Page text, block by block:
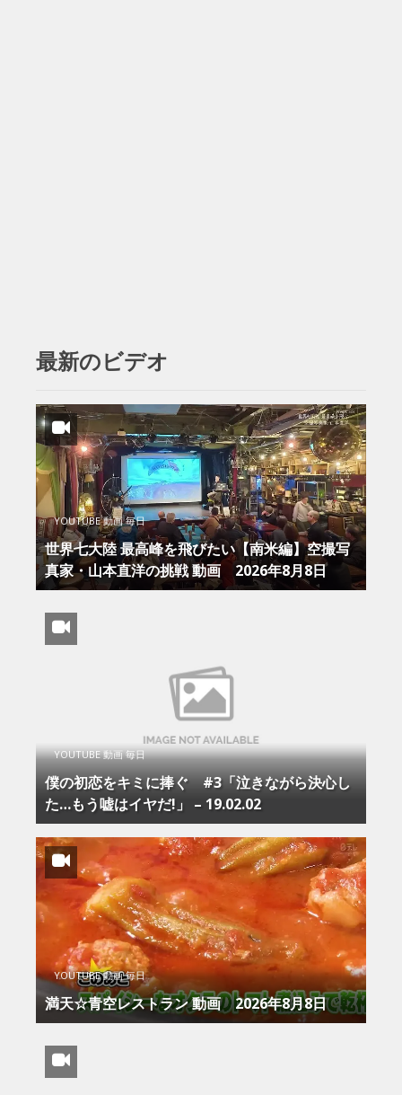
最新のビデオ
YOUTUBE 動画 毎日
世界七大陸 最高峰を飛びたい【南米編】空撮写
真家・山本直洋の挑戦 動画 2026年8月8日
YOUTUBE 動画 毎日
僕の初恋をキミに捧ぐ #3「泣きながら決心し
た…もう嘘はイヤだ!」 – 19.02.02
YOUTUBE 動画 毎日
満天☆青空レストラン 動画 2026年8月8日